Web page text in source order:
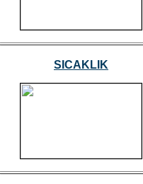
SICAKLIK